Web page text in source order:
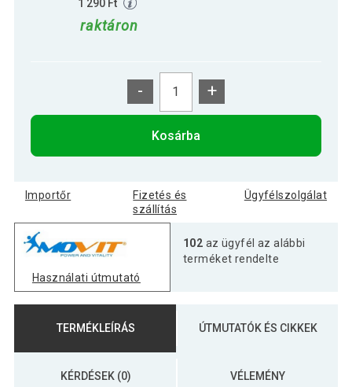
1 290 Ft
raktáron
- +
Kosárba
Importőr
Fizetés és
szállítás
Ügyfélszolgálat
Használati útmutató
102 az ügyfél az alábbi
terméket rendelte
TERMÉKLEÍRÁS ÚTMUTATÓK ÉS CIKKEK
KÉRDÉSEK (0) VÉLEMÉNY